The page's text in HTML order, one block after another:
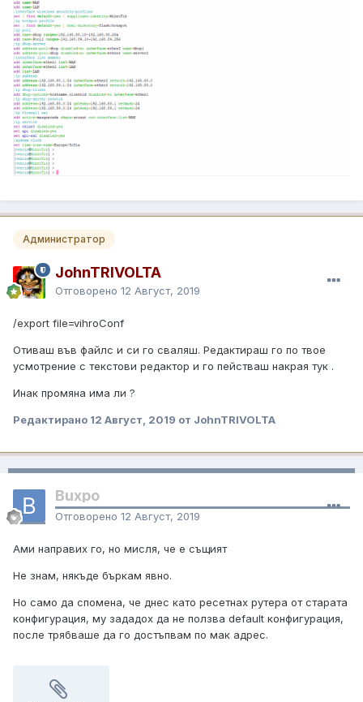
Администратор
JohnTRIVOLTA
Отговорено 12 Август, 2019
/export file=vihroConf
Отиваш във файлс и си го сваляш. Редактираш го по твое
усмотрение с текстови редактор и го пействаш накрая тук .
Инак промяна има ли ?
Редактирано 12 Август, 2019 от JohnTRIVOLTA
Buxpo
Отговорено 12 Август, 2019
Ами направих го, но мисля, че е същият
Не знам, някъде бъркам явно.
Но само да спомена, че днес като ресетнах рутера от старата
конфигурация, му зададох да не ползва default конфигурация,
после трябваше да го достъпвам по мак адрес.